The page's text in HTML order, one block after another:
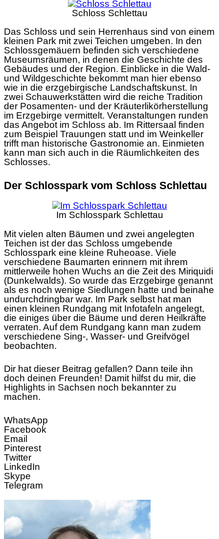
Schloss Schlettau
Das Schloss und sein Herrenhaus sind von einem
kleinen Park mit zwei Teichen umgeben. In den
Schlossgemäuern befinden sich verschiedene
Museumsräumen, in denen die Geschichte des
Gebäudes und der Region. Einblicke in die Wald-
und Wildgeschichte bekommt man hier ebenso
wie in die erzgebirgische Landschaftskunst. In
zwei Schauwerkstätten wird die reiche Tradition
der Posamenten- und der Kräuterlikörherstellung
im Erzgebirge vermittelt. Veranstaltungen runden
das Angebot im Schloss ab. Im Rittersaal finden
zum Beispiel Trauungen statt und im Weinkeller
trifft man historische Gastronomie an. Einmieten
kann man sich auch in die Räumlichkeiten des
Schlosses.
Der Schlosspark vom Schloss Schlettau
Im Schlosspark Schlettau
Mit vielen alten Bäumen und zwei angelegten
Teichen ist der das Schloss umgebende
Schlosspark eine kleine Ruheoase. Viele
verschiedene Baumarten erinnern mit ihrem
mittlerweile hohen Wuchs an die Zeit des Miriquidi
(Dunkelwalds). So wurde das Erzgebirge genannt
als es noch wenige Siedlungen hatte und beinahe
undurchdringbar war. Im Park selbst hat man
einen kleinen Rundgang mit Infotafeln angelegt,
die einiges über die Bäume und deren Heilkräfte
verraten. Auf dem Rundgang kann man zudem
verschiedene Sing-, Wasser- und Greifvögel
beobachten.
Dir hat dieser Beitrag gefallen? Dann teile ihn
doch deinen Freunden! Damit hilfst du mir, die
Highlights in Sachsen noch bekannter zu
machen.
WhatsApp
Facebook
Email
Pinterest
Twitter
LinkedIn
Skype
Telegram